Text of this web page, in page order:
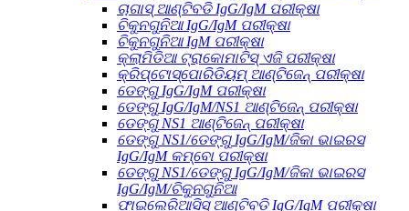
ଚାଗାସ୍ ଆଣ୍ଟିବଡି IgG/IgM ପରୀକ୍ଷା
ଚିକୁନଗୁନିଆ IgG/IgM ପରୀକ୍ଷା
ଚିକୁନଗୁନିଆ IgM ପରୀକ୍ଷା
କ୍ଲାମିଡିଆ ଟ୍ରାକୋମାଟିସ୍ ଏଜି ପରୀକ୍ଷା
କ୍ରିପ୍ଟୋସ୍ପୋରିଡିୟମ୍ ଆଣ୍ଟିଜେନ୍ ପରୀକ୍ଷା
ଡେଙ୍ଗୁ IgG/IgM ପରୀକ୍ଷା
ଡେଙ୍ଗୁ IgG/IgM/NS1 ଆଣ୍ଟିଜେନ୍ ପରୀକ୍ଷା
ଡେଙ୍ଗୁ NS1 ଆଣ୍ଟିଜେନ୍ ପରୀକ୍ଷା
ଡେଙ୍ଗୁ NS1/ଡେଙ୍ଗୁ IgG/IgM/ଜିକା ଭାଇରସ
IgG/IgM କମ୍ବୋ ପରୀକ୍ଷା
ଡେଙ୍ଗୁ NS1/ଡେଙ୍ଗୁ IgG/IgM/ଜିକା ଭାଇରସ
IgG/IgM/ଚିକୁନଗୁନିଆ
ଫାଇଲେରିଆସିସ୍ ଆଣ୍ଟିବଡି IgG/IgM ପରୀକ୍ଷା